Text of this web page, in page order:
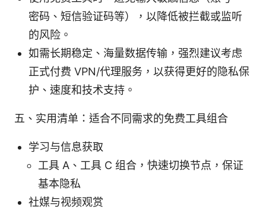
密码、短信验证码等），以降低被拦截或监听
的风险。
如需长期稳定、海量数据传输，强烈建议考虑
正式付费 VPN/代理服务，以获得更好的隐私保
护、速度和技术支持。
五、实用清单：适合不同需求的免费工具组合
学习与信息获取
工具 A、工具 C 组合，快速切换节点，保证
基本隐私
社媒与视频观赏